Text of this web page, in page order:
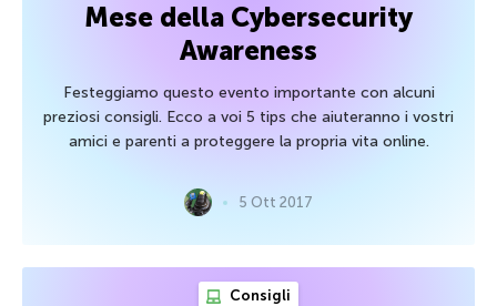
Mese della Cybersecurity
Awareness
Festeggiamo questo evento importante con alcuni
preziosi consigli. Ecco a voi 5 tips che aiuteranno i vostri
amici e parenti a proteggere la propria vita online.
5 Ott 2017
Consigli